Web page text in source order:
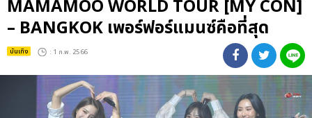
MAMAMOO WORLD TOUR [MY CON]
– BANGKOK เพอร์ฟอร์แมนซ์คือที่สุด
บันเทิง : 1 ก.พ. 2566